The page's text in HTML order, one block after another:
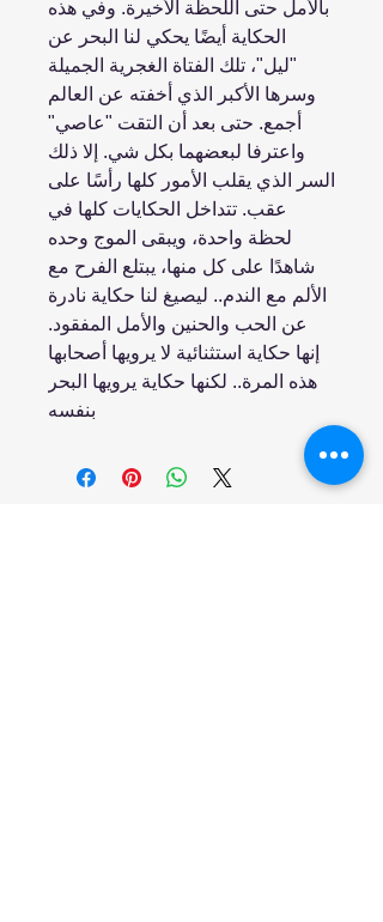
بالأمل حتى اللحظة الأخيرة. وفي هذه
الحكاية أيضًا يحكي لنا البحر عن
"ليل"، تلك الفتاة الغجرية الجميلة
وسرها الأكبر الذي أخفته عن العالم
أجمع. حتى بعد أن التقت "عاصي"
واعترفا لبعضهما بكل شي. إلا ذلك
السر الذي يقلب الأمور كلها رأسًا على
عقب. تتداخل الحكايات كلها في
لحظة واحدة، ويبقى الموج وحده
شاهدًا على كل منها، يبتلع الفرح مع
الألم مع الندم.. ليصيغ لنا حكاية نادرة
عن الحب والحنين والأمل المفقود.
إنها حكاية استثنائية لا يرويها أصحابها
هذه المرة.. لكنها حكاية يرويها البحر
بنفسه